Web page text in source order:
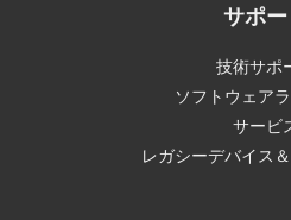
サポー
技術サポ
ソフトウェア
サービ
レガシーデバイス